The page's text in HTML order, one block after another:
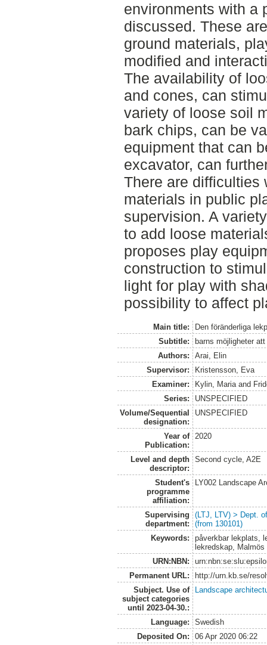
environments with a
discussed. These
ground materials,
modified and
The availability of
and cones, can
variety of loose soil
bark chips, can be
equipment that can
excavator, can
There are difficulties
materials in public
supervision. A
to add loose
proposes play
construction to
light for play with
possibility to affect
Main title:
Den föränderliga
Subtitle:
barns möjligheter
Authors:
Arai, Elin
Supervisor:
Kristensson, Eva
Examiner:
Kylin, Maria and
Series:
UNSPECIFIED
Volume/Sequential
designation:
UNSPECIFIED
Year of
Publication:
2020
Level and depth
descriptor:
Second cycle, A2E
Student's
programme
affiliation:
LY002 Landscape
Supervising
department:
(LTJ, LTV) > Dept.
(from 130101)
Keywords:
påverkbar lekplats,
lekredskap,
URN:NBN:
Permanent URL:
http://urn.kb.se/
Subject. Use of
subject categories
until 2023-04-30.:
Landscape
Language:
Swedish
Deposited On:
06 Apr 2020 06:22